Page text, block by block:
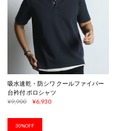
吸水速乾・防シワ クールファイバー
台衿付 ポロシャツ
¥9,900
¥6,930
30%OFF